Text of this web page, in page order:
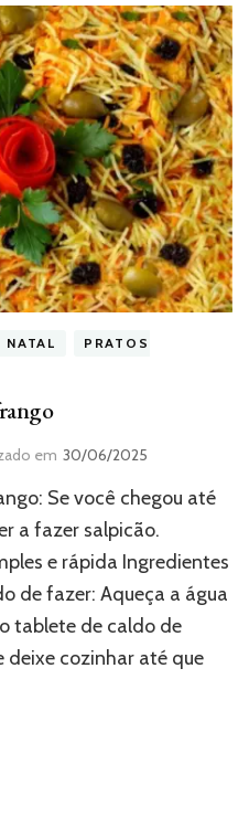
NATAL
PRATOS
em 30/06/2025
Se você chegou até
a fazer salpicão.
e rápida Ingredientes
de fazer: Aqueça a água
tablete de caldo de
deixe cozinhar até que